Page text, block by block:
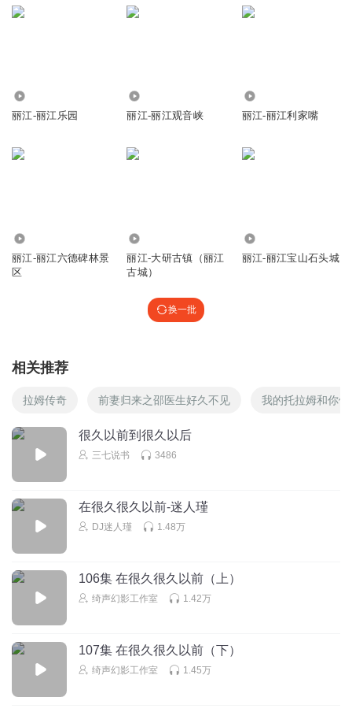
丽江-丽江乐园 丽江-丽江观音峡 丽江-丽江利家嘴
丽江-丽江六德碑林景
区
丽江-大研古镇（丽江
古城）
丽江-丽江宝山石头城
换一批
相关推荐
拉姆传奇 前妻归来之邵医生好久不见 我的托拉姆和你
很久以前到很久以后
三七说书 3486
在很久很久以前-迷人瑾
DJ迷人瑾 1.48万
106集 在很久很久以前（上）
绮声幻影工作室 1.42万
107集 在很久很久以前（下）
绮声幻影工作室 1.45万